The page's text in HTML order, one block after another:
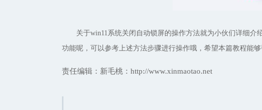
关于win11系统关闭自动锁屏的操作方法就为小伙们详细介
功能呢，可以参考上述方法步骤进行操作哦，希望本篇教程能
责任编辑：新毛桃：http://www.xinmaotao.net